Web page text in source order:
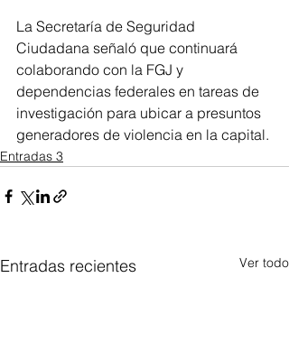
La Secretaría de Seguridad
Ciudadana señaló que continuará
colaborando con la FGJ y
dependencias federales en tareas de
investigación para ubicar a presuntos
generadores de violencia en la capital.
Entradas 3
Entradas recientes Ver todo